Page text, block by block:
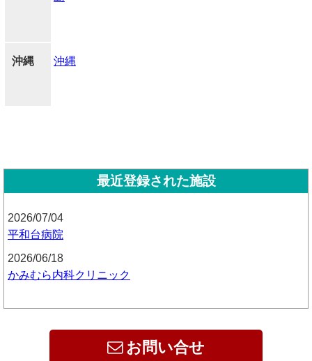
沖縄 沖縄
最近登録された施設
2026/07/04
平和台病院
2026/06/18
かみむら内科クリニック
お問い合せ